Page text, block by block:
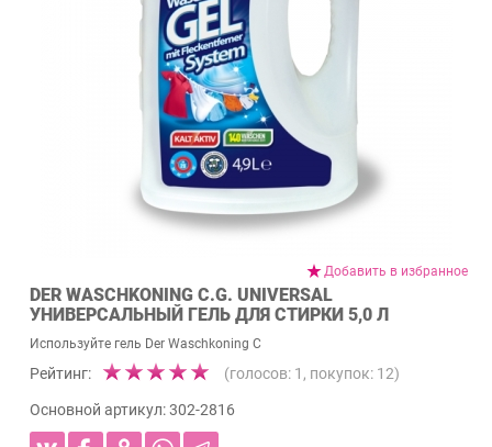
Добавить в избранное
DER WASCHKONING C.G. UNIVERSAL
УНИВЕРСАЛЬНЫЙ ГЕЛЬ ДЛЯ СТИРКИ 5,0 Л
Используйте гель Der Waschkoning C
Рейтинг: (голосов: 1 , покупок: 12)
Основной артикул:302-2816